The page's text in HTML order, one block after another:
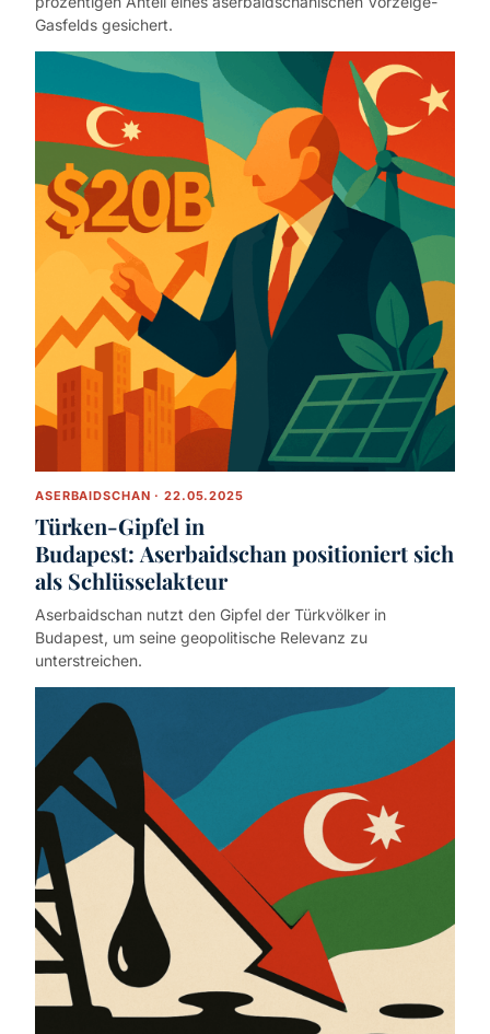
Gasfelds gesichert.
ASERBAIDSCHAN · 22.05.2025
Türken-Gipfel in
Budapest: Aserbaidschan positioniert sich
als Schlüsselakteur
Aserbaidschan nutzt den Gipfel der Türkvölker in
Budapest, um seine geopolitische Relevanz zu
unterstreichen.